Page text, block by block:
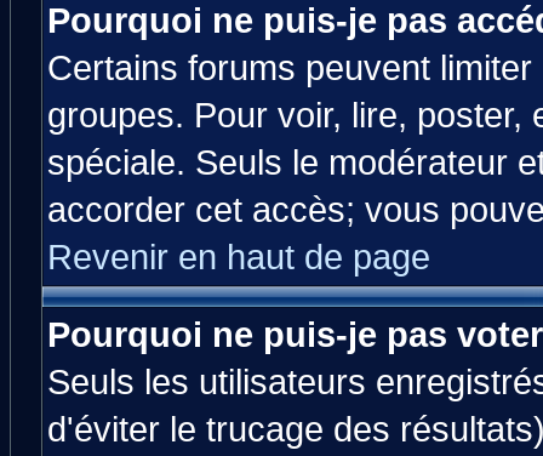
Pourquoi ne puis-je pas
Certains forums peuvent
groupes. Pour voir, lire,
spéciale. Seuls le modérateur
accorder cet accès; vous
Revenir en haut de page
Pourquoi ne puis-je pas
Seuls les utilisateurs
d'éviter le trucage des